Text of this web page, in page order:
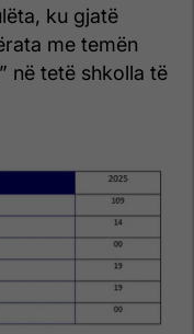
ku gjatë
me temën
në tetë shkolla të